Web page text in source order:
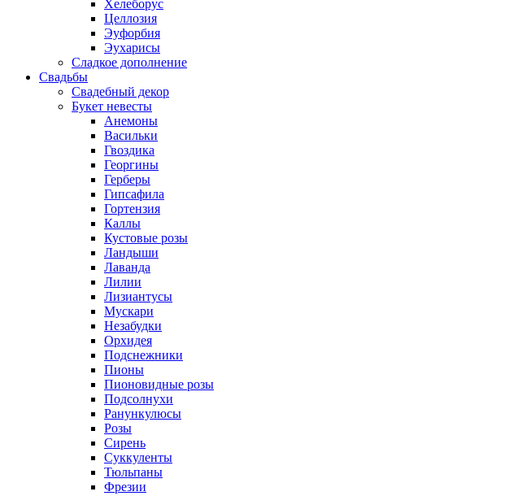
Хелеборус
Целлозия
Эуфорбия
Эухарисы
Сладкое дополнение
Свадьбы
Свадебный декор
Букет невесты
Анемоны
Васильки
Гвоздика
Георгины
Герберы
Гипсафила
Гортензия
Каллы
Кустовые розы
Ландыши
Лаванда
Лилии
Лизиантусы
Мускари
Незабудки
Орхидея
Подснежники
Пионы
Пионовидные розы
Подсолнухи
Ранункулюсы
Розы
Сирень
Суккуленты
Тюльпаны
Фрезии